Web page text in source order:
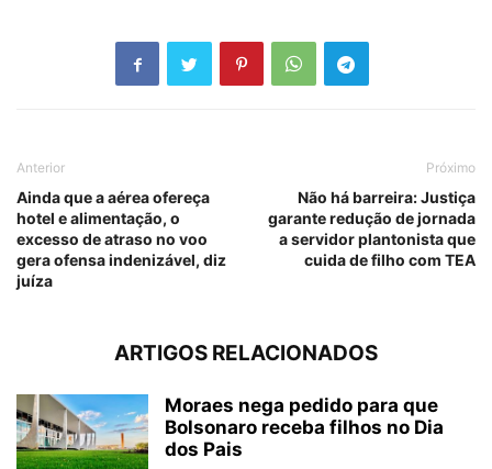
Anterior
Ainda que a aérea ofereça
hotel e alimentação, o
excesso de atraso no voo
gera ofensa indenizável, diz
juíza
Próximo
Não há barreira: Justiça
garante redução de jornada
a servidor plantonista que
cuida de filho com TEA
ARTIGOS RELACIONADOS
Moraes nega pedido para que
Bolsonaro receba filhos no Dia
dos Pais